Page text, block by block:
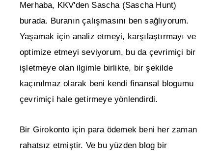
Merhaba, KKV'den Sascha (Sascha Hunt)
burada. Buranın çalışmasını ben sağlıyorum.
Yaşamak için analiz etmeyi, karşılaştırmayı ve
optimize etmeyi seviyorum, bu da çevrimiçi bir
işletmeye olan ilgimle birlikte, bir şekilde
kaçınılmaz olarak beni kendi finansal blogumu
çevrimiçi hale getirmeye yönlendirdi.
Bir Girokonto için para ödemek beni her zaman
rahatsız etmiştir. Ve bu yüzden blog bir